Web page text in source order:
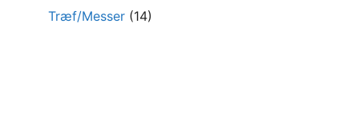
Træf/Messer (14)